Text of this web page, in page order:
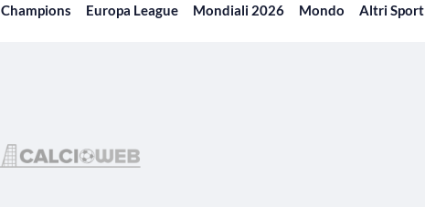
Champions Europa League Mondiali 2026 Mondo Altri Sport